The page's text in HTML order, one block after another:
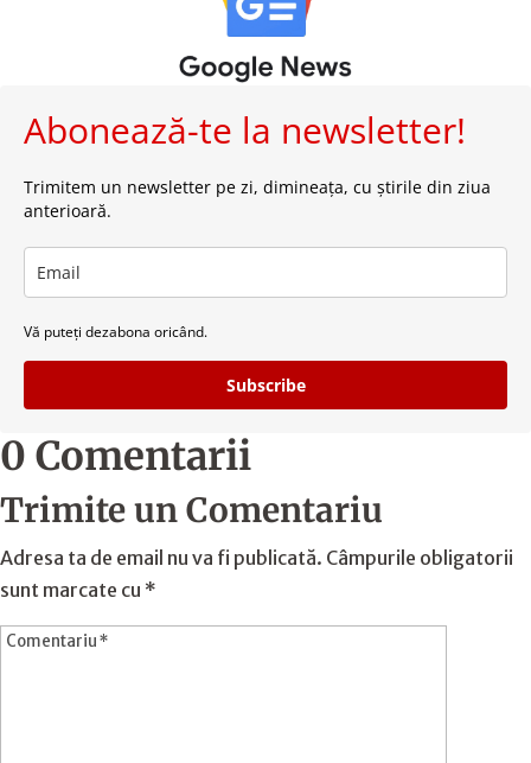
Abonează-te la newsletter!
Trimitem un newsletter pe zi, dimineața, cu știrile din ziua
anterioară.
Vă puteți dezabona oricând.
Subscribe
0 Comentarii
Trimite un Comentariu
Adresa ta de email nu va fi publicată. Câmpurile obligatorii
sunt marcate cu *